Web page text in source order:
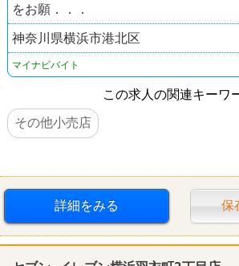
をお願．．．
神奈川県横浜市港北区
マイナビバイト
この求人の関連キーワ
その他小売店
詳細をみる 保